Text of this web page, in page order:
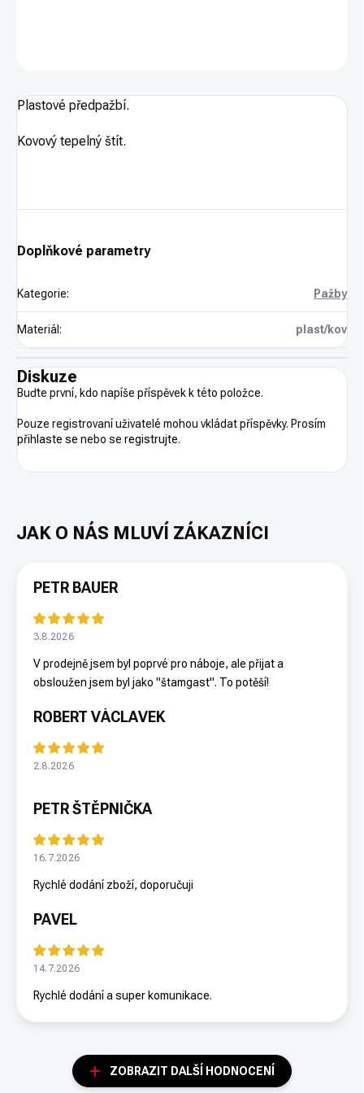
Plastové předpažbí.
Kovový tepelný štít.
Doplňkové parametry
Kategorie: Pažby
Materiál: plast/kov
Diskuze
Buďte první, kdo napíše příspěvek k této položce.
Pouze registrovaní uživatelé mohou vkládat příspěvky. Prosím
přihlaste se nebo se registrujte.
PETR BAUER
3.8.2026
V prodejně jsem byl poprvé pro náboje, ale přijat a
obsloužen jsem byl jako "štamgast". To potěší!
ROBERT VÁCLAVEK
2.8.2026
PETR ŠTĚPNIČKA
16.7.2026
Rychlé dodání zboží, doporučuji
PAVEL
14.7.2026
Rychlé dodání a super komunikace.
ZOBRAZIT DALŠÍ HODNOCENÍ